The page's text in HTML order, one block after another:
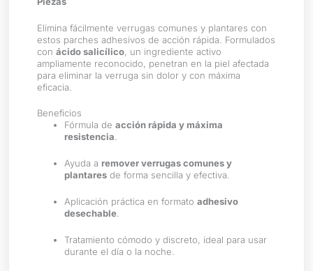
Elimina fácilmente verrugas comunes y plantares con
estos parches adhesivos de acción rápida. Formulados
conácido salicílico, un ingrediente activo
ampliamente reconocido, penetran en la piel afectada
para eliminar la verruga sin dolor y con máxima
eficacia.
Beneficios
Fórmula deacción rápida y máxima
resistencia.
Ayuda aremover verrugas comunes y
plantares de forma sencilla y efectiva.
Aplicación práctica en formatoadhesivo
desechable
Tratamiento cómodo y discreto, ideal para usar
durante el día o la noche.